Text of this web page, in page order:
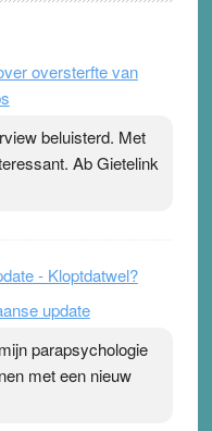
hartslag te verlagen
Daarop heeft zo’n
‘makkelijker te
[...]
oversterfte van
beluisterd. Met
Ab Gietelink
- Kloptdatwel?
update
parapsychologie
met een nieuw